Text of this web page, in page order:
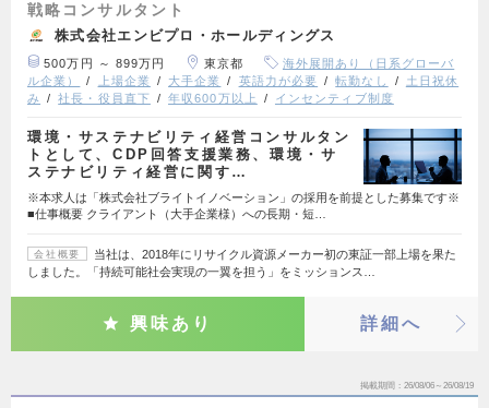
戦略コンサルタント
株式会社エンビプロ・ホールディングス
500万円 ～ 899万円 東京都
海外展開あり（日系グローバ
ル企業）
上場企業 大手企業 英語力が必要 転勤なし
土日祝休
み
社長・役員直下 年収600万以上 インセンティブ制度
環境・サステナビリティ経営コンサルタン
トとして、CDP回答支援業務、環境・サ
ステナビリティ経営に関す…
※本求人は「株式会社ブライトイノベーション」の採用を前提とした募集です※
■仕事概要 クライアント（大手企業様）への長期・短…
会社概要
当社は、2018年にリサイクル資源メーカー初の東証一部上場を果た
しました。「持続可能社会実現の一翼を担う」をミッションス…
興味あり 詳細へ
掲載期間 26/08/06～26/08/19